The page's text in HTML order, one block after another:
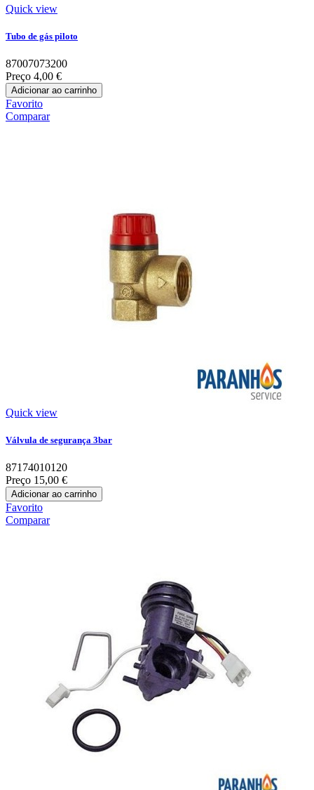
Quick view
Tubo de gás piloto
87007073200
Preço 4,00 €
Adicionar ao carrinho
Favorito
Comparar
Quick view
Válvula de segurança 3bar
87174010120
Preço 15,00 €
Adicionar ao carrinho
Favorito
Comparar